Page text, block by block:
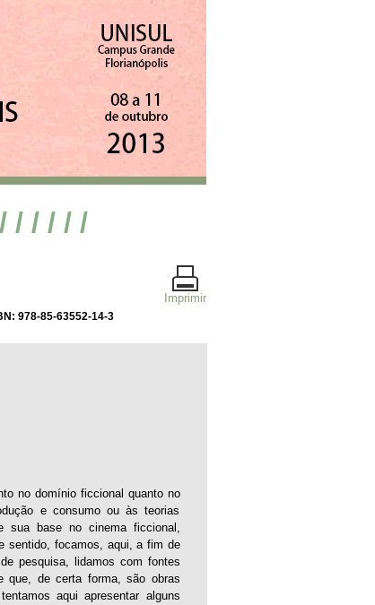
/ / / / /
Imprimir
978-85-63552-14-3
no domínio ficcional quanto no
e consumo ou às teorias
sua base no cinema ficcional,
sentido, focamos, aqui, a fim de
pesquisa, lidamos com fontes
que, de certa forma, são obras
aqui apresentar alguns